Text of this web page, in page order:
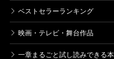
ベストセラーランキング
映画・テレビ・舞台作品
一章まるごと試し読みできる本